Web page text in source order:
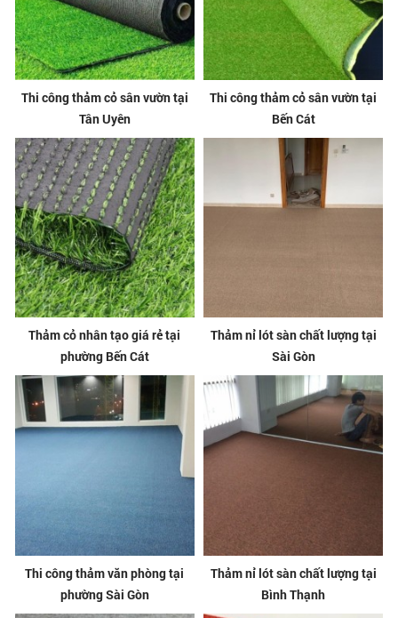
Thi công thảm cỏ sân vườn tại
Tân Uyên
Thi công thảm cỏ sân vườn tại
Bến Cát
Thảm cỏ nhân tạo giá rẻ tại
phường Bến Cát
Thảm nỉ lót sàn chất lượng tại
Sài Gòn
Thi công thảm văn phòng tại
phường Sài Gòn
Thảm nỉ lót sàn chất lượng tại
Bình Thạnh